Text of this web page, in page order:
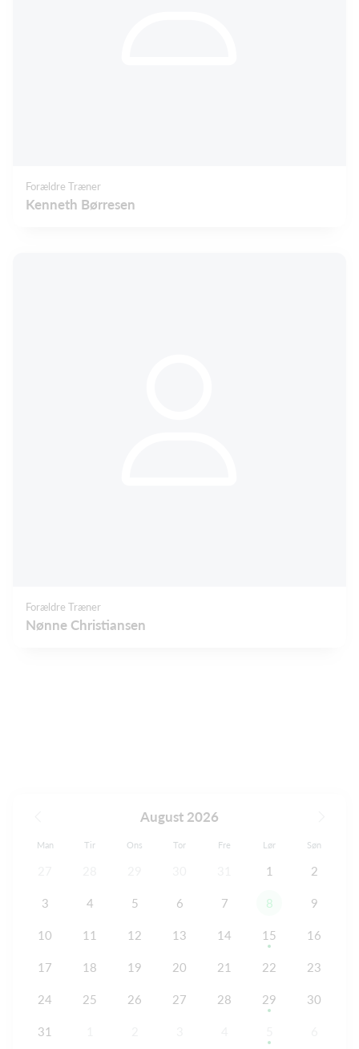
Forældre Træner
Kenneth Børresen
Forældre Træner
Nønne Christiansen
August 2026
Man Tir Ons Tor Fre Lør Søn
1 2
3 4 5 6 7 8 9
10 11 12 13 14 15 16
17 18 19 20 21 22 23
24 25 26 27 28 29 30
31